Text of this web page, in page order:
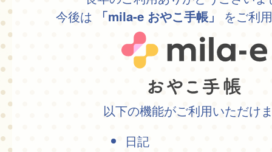
今後は
「mila-e おやこ手帳」 をご利
以下の機能がご利用いただけ
日記